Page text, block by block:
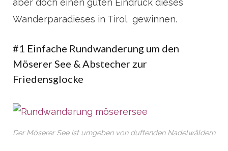
aber doch einen guten Eindruck dieses
Wanderparadieses in Tirol gewinnen.
#1 Einfache Rundwanderung um den
Möserer See & Abstecher zur
Friedensglocke
Der Möserer See ist umgeben von duftenden Nadelwäldern